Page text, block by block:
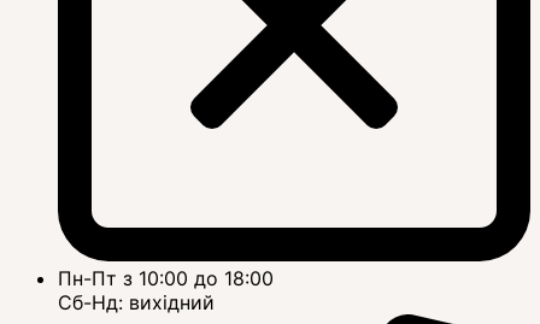
Пн-Пт з 10:00 до 18:00
Сб-Нд: вихідний